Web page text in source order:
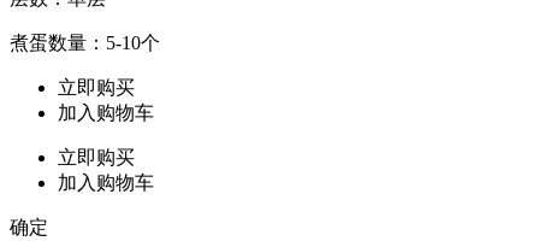
煮蛋数量：5-10个
立即购买
加入购物车
立即购买
加入购物车
确定